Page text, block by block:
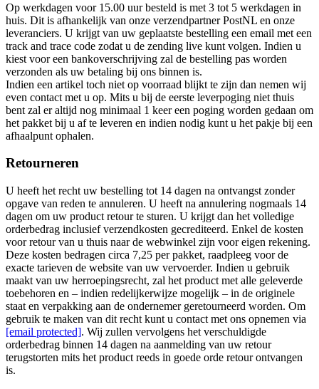
Op werkdagen voor 15.00 uur besteld is met 3 tot 5 werkdagen in
huis. Dit is afhankelijk van onze verzendpartner PostNL en onze
leveranciers. U krijgt van uw geplaatste bestelling een email met een
track and trace code zodat u de zending live kunt volgen. Indien u
kiest voor een bankoverschrijving zal de bestelling pas worden
verzonden als uw betaling bij ons binnen is.
Indien een artikel toch niet op voorraad blijkt te zijn dan nemen wij
even contact met u op. Mits u bij de eerste leverpoging niet thuis
bent zal er altijd nog minimaal 1 keer een poging worden gedaan om
het pakket bij u af te leveren en indien nodig kunt u het pakje bij een
afhaalpunt ophalen.
Retourneren
U heeft het recht uw bestelling tot 14 dagen na ontvangst zonder
opgave van reden te annuleren. U heeft na annulering nogmaals 14
dagen om uw product retour te sturen. U krijgt dan het volledige
orderbedrag inclusief verzendkosten gecrediteerd. Enkel de kosten
voor retour van u thuis naar de webwinkel zijn voor eigen rekening.
Deze kosten bedragen circa 7,25 per pakket, raadpleeg voor de
exacte tarieven de website van uw vervoerder. Indien u gebruik
maakt van uw herroepingsrecht, zal het product met alle geleverde
toebehoren en – indien redelijkerwijze mogelijk – in de originele
staat en verpakking aan de ondernemer geretourneerd worden. Om
gebruik te maken van dit recht kunt u contact met ons opnemen via
[email protected]. Wij zullen vervolgens het verschuldigde
orderbedrag binnen 14 dagen na aanmelding van uw retour
terugstorten mits het product reeds in goede orde retour ontvangen
is.